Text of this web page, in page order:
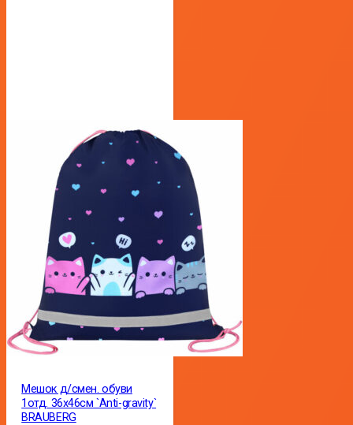
Мешок д/смен. обуви
1отд. 36х46см `Anti-gravity`
BRAUBERG